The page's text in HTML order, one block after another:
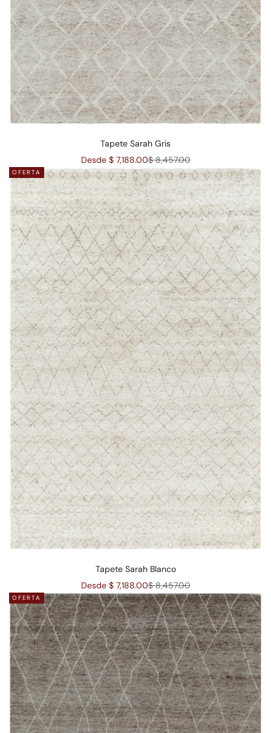
Tapete Sarah Gris
Precio de oferta
Desde $ 7,188.00Precio normal
$ 8,457.00
OFERTA
Tapete Sarah Blanco
Precio de oferta
Desde $ 7,188.00Precio normal
$ 8,457.00
OFERTA